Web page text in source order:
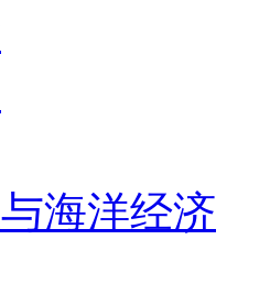
海洋经济